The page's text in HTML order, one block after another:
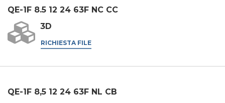
INVIA
QE-1F 8.5 12 24 63F NC CC
3D
RICHIESTA FILE
QE-1F 8,5 12 24 63F NL CB